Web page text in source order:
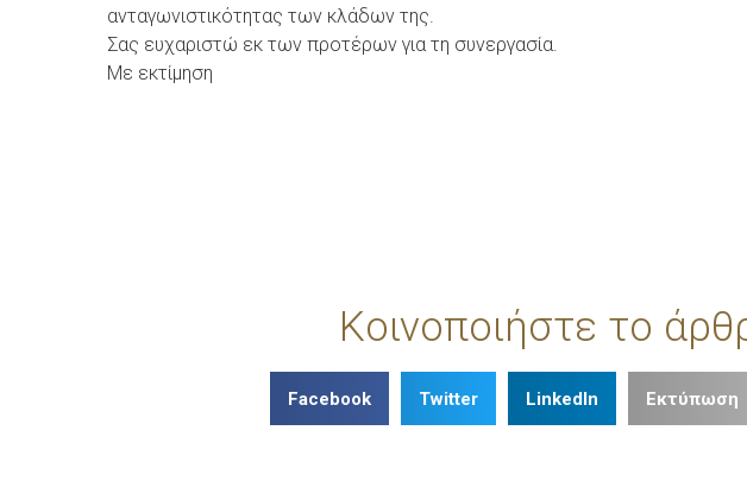
ανταγωνιστικότητας των κλάδων της.
Σας ευχαριστώ εκ των προτέρων για τη συνεργασία.
Με εκτίμηση
Κοινοποιήστε το
Facebook Twitter LinkedIn Εκτύπωση